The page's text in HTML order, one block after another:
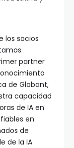
los socios
partner
de Globant,
capacidad
de IA en
en
de
de la IA